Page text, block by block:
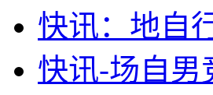
快讯：地自
快讯-场自男